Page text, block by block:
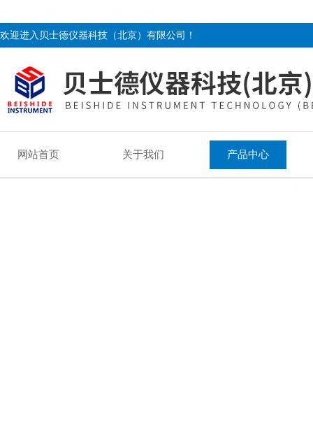
欢迎进入贝士德仪器科技（北京）有限公司！
网站首页 关于我们 产品中心